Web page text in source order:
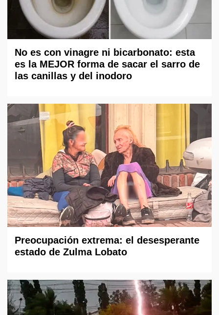
No es con vinagre ni bicarbonato: esta
es la MEJOR forma de sacar el sarro de
las canillas y del inodoro
Preocupación extrema: el desesperante
estado de Zulma Lobato